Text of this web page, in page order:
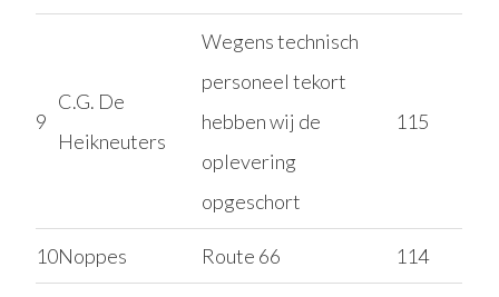
9
C.G. De
Heikneuters
Wegens technisch
personeel tekort
hebben wij de
oplevering
opgeschort
115
10Noppes Route 66 114